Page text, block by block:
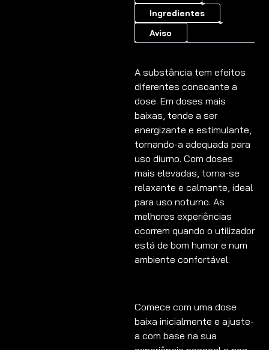
Ingredientes
Aviso
A substância tem efeitos
diferentes consoante a
dose. Em doses mais
baixas, tende a ser
energizante e estimulante,
tornando-a adequada para
uso diurno. Com doses
mais elevadas, torna-se
relaxante e calmante, ideal
para uso noturno. As
melhores experiências
ocorrem quando o utilizador
está de bom humor e num
ambiente confortável.
Comece com uma dose
baixa inicialmente e ajuste-
a com base na sua